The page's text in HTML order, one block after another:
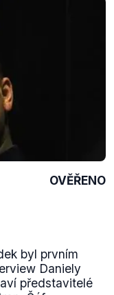
OVĚŘENO
byl prvním
Daniely
představitelé